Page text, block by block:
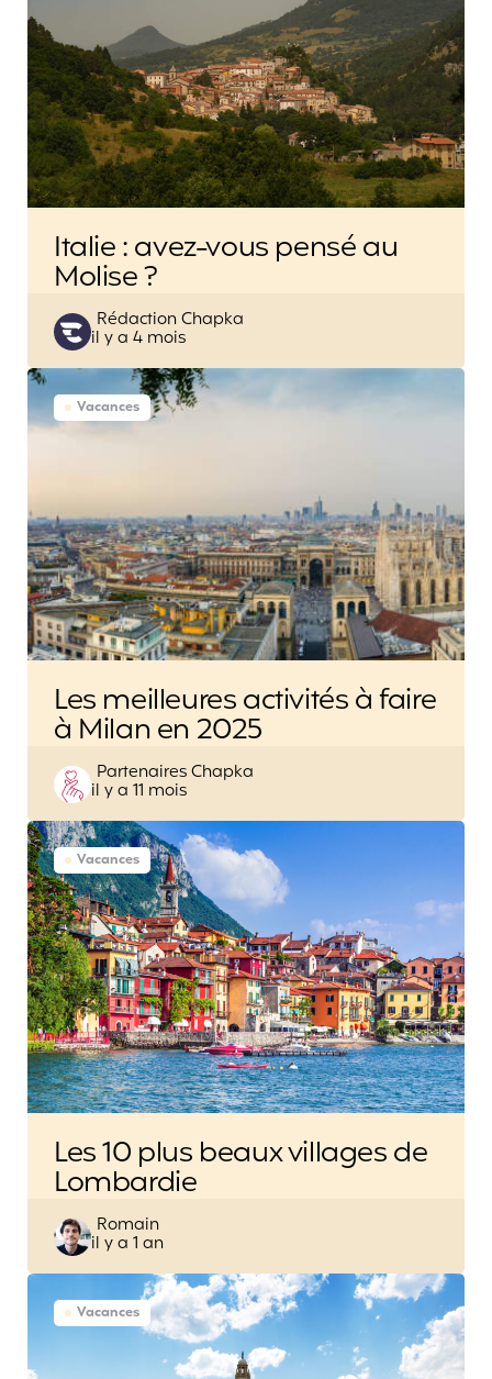
Italie : avez-vous pensé au
Molise ?
Posted
by
Rédaction Chapka
il y a 4 mois
Vacances
Les meilleures activités à faire
à Milan en 2025
Posted
by
Partenaires Chapka
il y a 11 mois
Vacances
Les 10 plus beaux villages de
Lombardie
Posted
by
Romain
il y a 1 an
Vacances